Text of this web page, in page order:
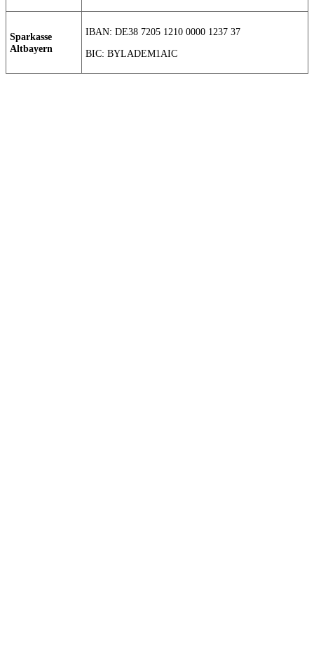
Sparkasse
Altbayern
IBAN: DE38 7205 1210 0000 1237 37
BIC: BYLADEM1AIC